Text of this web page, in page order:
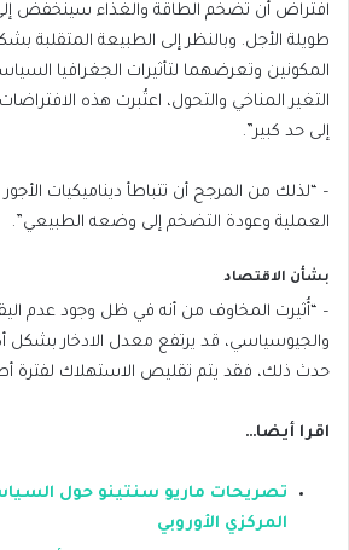
افتراض أن تضخم الطاقة والغذاء سينخفض
طويلة الأجل. وبالنظر إلى الطبيعة المتقلبة
المكونين وتعرضهما لتأثيرات الجغرافيا
التغير المناخي والتحول، اعتُبرت هذه
إلى حد كبير”.
– “لذلك من المرجح أن تتباطأ ديناميكيات
العملية وعودة التضخم إلى وضعه الطبيعي”.
بشأن الاقتصاد
– “أُثيرت المخاوف من أنه في ظل وجود عدم
والجيوسياسي، قد يرتفع معدل الادخار بشكل
حدث ذلك، فقد يتم تقليص الاستهلاك لفترة
اقرا أيضا…
تصريحات ماريو سنتينو حول
المركزي الأوروبي